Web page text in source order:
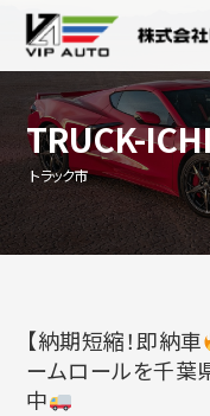
TRUCK-
トラック市
【納期短縮！即納車
ームロールを千葉
中